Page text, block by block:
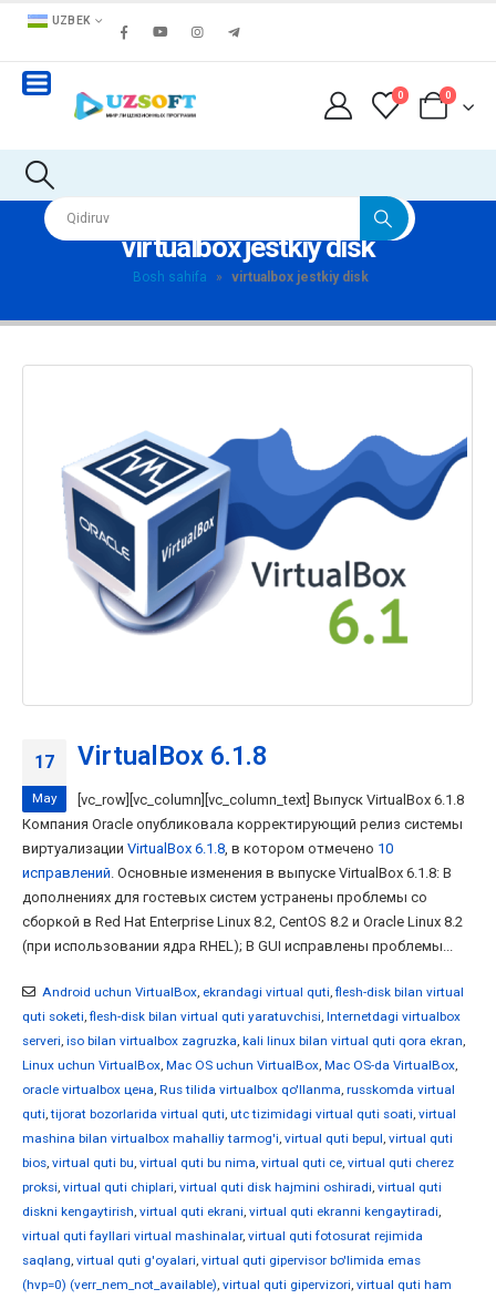
UZBEK
0 0
virtualbox jestkiy disk
Bosh sahifa » virtualbox jestkiy disk
17
May
VirtualBox 6.1.8
[vc_row][vc_column][vc_column_text] Выпуск VirtualBox 6.1.8
Компания Oracle опубликовала корректирующий релиз системы
виртуализации VirtualBox 6.1.8, в котором отмечено 10
исправлений. Основные изменения в выпуске VirtualBox 6.1.8: В
дополнениях для гостевых систем устранены проблемы со
сборкой в Red Hat Enterprise Linux 8.2, CentOS 8.2 и Oracle Linux 8.2
(при использовании ядра RHEL); В GUI исправлены проблемы...
Android uchun VirtualBox, ekrandagi virtual quti, flesh-disk bilan virtual
quti soketi, flesh-disk bilan virtual quti yaratuvchisi, Internetdagi virtualbox
serveri, iso bilan virtualbox zagruzka, kali linux bilan virtual quti qora ekran,
Linux uchun VirtualBox, Mac OS uchun VirtualBox, Mac OS-da VirtualBox,
oracle virtualbox цена, Rus tilida virtualbox qo'llanma, russkomda virtual
quti,tijorat bozorlarida virtual quti, utc tizimidagi virtual quti soati, virtual
mashina bilan virtualbox mahalliy tarmog'i, virtual quti bepul, virtual quti
bios, virtual quti bu, virtual quti bu nima, virtual quti ce, virtual quti cherez
proksi, virtual quti chiplari, virtual quti disk hajmini oshiradi, virtual quti
diskni kengaytirish, virtual quti ekrani, virtual quti ekranni kengaytiradi,
virtual quti fayllari virtual mashinalar, virtual quti fotosurat rejimida
saqlang, virtual quti g'oyalari, virtual quti gipervisor bo'limida emas
(hvp=0) (verr_nem_not_available), virtual quti gipervizori, virtual quti ham